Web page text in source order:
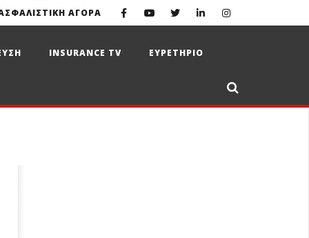
ΑΓΟΡΑ
INSURANCE TV ΕΥΡΕΤΗΡΙΟ